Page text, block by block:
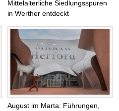
Mittelalterliche Siedlungsspuren
in Werther entdeckt
August im Marta: Führungen,